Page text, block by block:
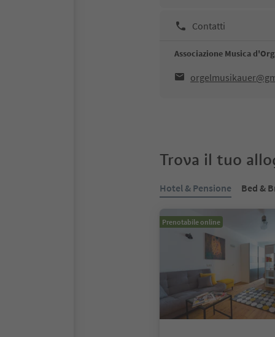
Contatti
Associazione Musica
Trova il tuo
Hotel & Pensione Bed &
Prenotabile online